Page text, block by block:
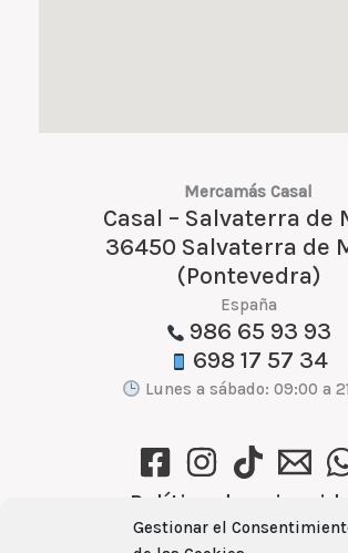
Gestionar el
Mercamás Casal
Casal – Salvaterra de
36450 Salvaterra de
(Pontevedra)
España
986 65 93 93
698 17 57 34
Lunes a sábado: 09:00 a
Política de
Política de cookies